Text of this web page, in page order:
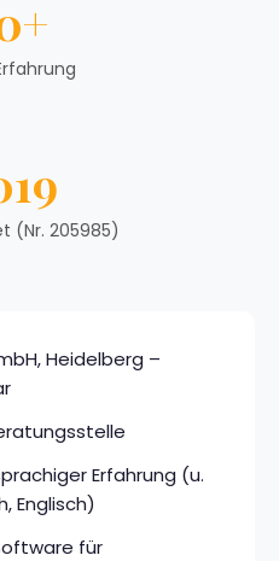
(Nr. 205985)
Heidelberg –
Erfahrung (u.
Englisch)
für